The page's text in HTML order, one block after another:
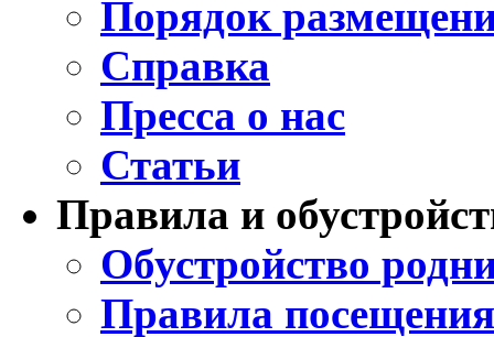
Порядок
Справка
Пресса о нас
Статьи
Правила и
Обустройство
Правила